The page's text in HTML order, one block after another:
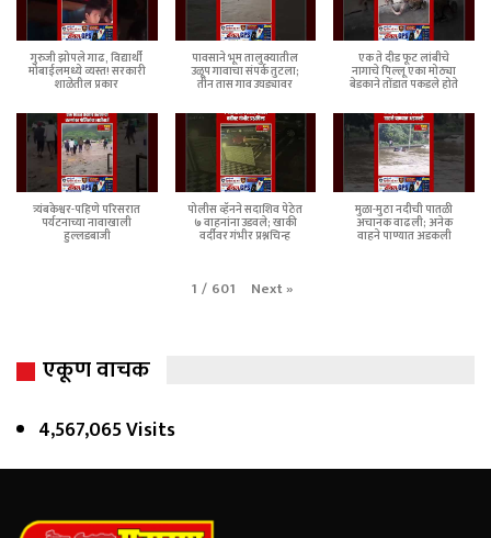
गुरुजी झोपले गाढ, विद्यार्थी
मोबाईलमध्ये व्यस्त! सरकारी
शाळेतील प्रकार
पावसाने भूम तालुक्यातील
उळूप गावाचा संपर्क तुटला;
तीन तास गाव उघड्यावर
एक ते दीड फूट लांबीचे
नागाचे पिल्लू एका मोठ्या
बेडकाने तोंडात पकडले होते
त्र्यंबकेश्वर-पहिणे परिसरात
पर्यटनाच्या नावाखाली
हुल्लडबाजी
पोलीस व्हॅनने सदाशिव पेठेत
७ वाहनांना उडवले; खाकी
वर्दीवर गंभीर प्रश्नचिन्ह
मुळा-मुठा नदीची पातळी
अचानक वाढली; अनेक
वाहने पाण्यात अडकली
1 / 601 Next»
एकूण वाचक
4,567,065 Visits